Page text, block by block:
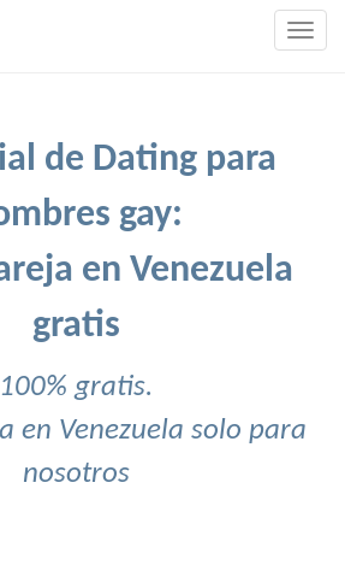
de Dating para
gay:
en Venezuela
gratis
100% gratis.
en Venezuela solo para
nosotros